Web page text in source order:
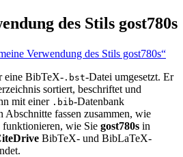
des Stils gost780s
Verwendung des Stils gost780s“
eine BibTeX- .bst-Datei umgesetzt. Er
sortiert, beschriftet und
mit einer .bib-Datenbank
fassen zusammen, wie
wie Sie gost780s in
BibTeX- und BibLaTeX-